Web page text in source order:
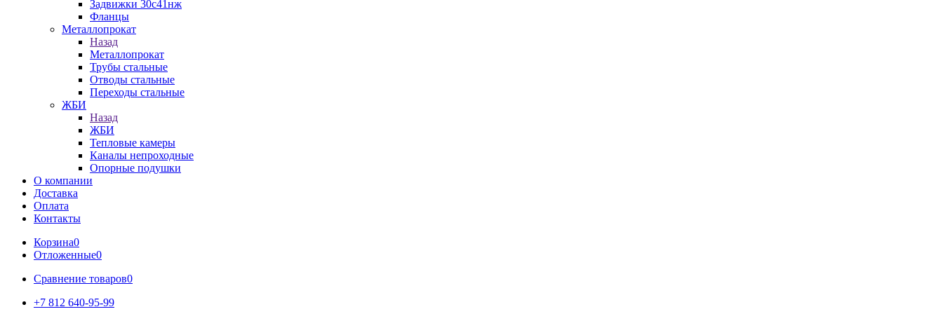
Задвижки 30с41нж
Фланцы
Металлопрокат
Назад
Металлопрокат
Трубы стальные
Отводы стальные
Переходы стальные
ЖБИ
Назад
ЖБИ
Тепловые камеры
Каналы непроходные
Опорные подушки
О компании
Доставка
Оплата
Контакты
Корзина0
Отложенные0
Сравнение товаров0
+7 812 640-95-99